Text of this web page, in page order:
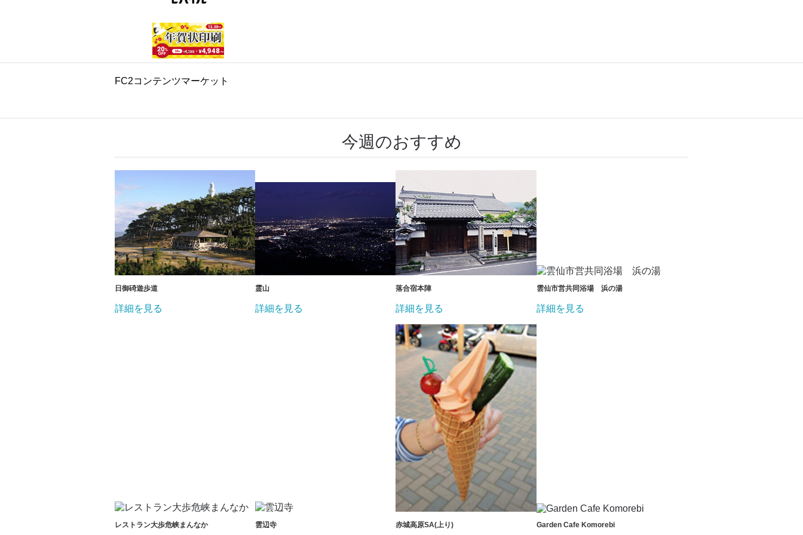
FC2コンテンツマーケット
今週のおすすめ
日御碕遊歩道
詳細を見る
霊山
詳細を見る
落合宿本陣
詳細を見る
雲仙市営共同浴場 浜の湯
詳細を見る
レストラン大歩危峡まんなか 雲辺寺 赤城高原SA(上り) Garden Cafe Komorebi